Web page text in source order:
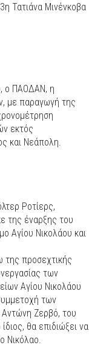
Τατιάνα Μινένκοβα
ο ΠΑΟΔΑΝ, η
με παραγωγή της
εκτός
και Νεάπολη.
Ροτίερς,
της έναρξης του
Αγίου Νικολάου και
της προσεχτικής
των
Αγίου Νικολάου
των
Ζερβό, του
θα επιδιώξει να
Νικόλαο.